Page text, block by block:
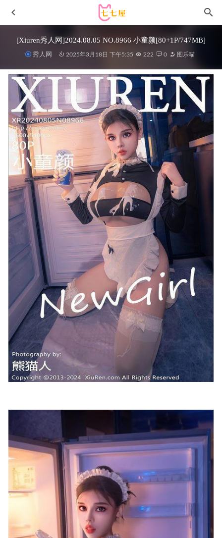
[Xiuren秀人网]2024.08.05 NO.8966 小童颜[80+1P/747MB]
秀人网 2025年3月18日 下午5:35 222 0 图乐喵
[爱尤物]2023 NO.2664 银河的赠与 陈宇曦[35P/82MB]
2024-
05-03
[Xiuren秀人网]2023.05.29 NO.6817 林乐一[82+1P／612MB]
2023-11-03
[Xiuren秀人网]2024.07.05 NO.8813 小海臀
Rena[71+1P/585MB]
2025-02-23
[Xiuren秀人网]2025.06.19 NO.10433 优酱[75+1P/767MB]
2026-01-12
鱼子酱Fish – 尾行入侵 [148P 1.74GB]
2023-03-03